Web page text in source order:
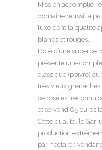
Mission accomplie :
domaine réussit à
luxe dont la qualité
blancs et rouges.
Doté d’une superbe
présente une
classique (poivre) au
très vieux grenaches
ce rosé est reconnu
et se vend 85 euros
Cette qualité, le
production
par hectare :